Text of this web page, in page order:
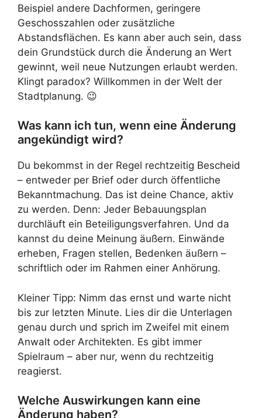
Beispiel andere Dachformen, geringere
Geschosszahlen oder zusätzliche
Abstandsflächen. Es kann aber auch sein, dass
dein Grundstück durch die Änderung an Wert
gewinnt, weil neue Nutzungen erlaubt werden.
Klingt paradox? Willkommen in der Welt der
Stadtplanung. 😉
Was kann ich tun, wenn eine Änderung
angekündigt wird?
Du bekommst in der Regel rechtzeitig Bescheid
– entweder per Brief oder durch öffentliche
Bekanntmachung. Das ist deine Chance, aktiv
zu werden. Denn: Jeder Bebauungsplan
durchläuft ein Beteiligungsverfahren. Und da
kannst du deine Meinung äußern. Einwände
erheben, Fragen stellen, Bedenken äußern –
schriftlich oder im Rahmen einer Anhörung.
Kleiner Tipp: Nimm das ernst und warte nicht
bis zur letzten Minute. Lies dir die Unterlagen
genau durch und sprich im Zweifel mit einem
Anwalt oder Architekten. Es gibt immer
Spielraum – aber nur, wenn du rechtzeitig
reagierst.
Welche Auswirkungen kann eine
Änderung haben?